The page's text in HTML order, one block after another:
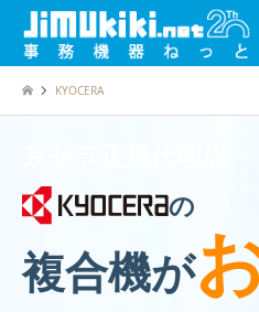
KYOCERA
の
複合機が